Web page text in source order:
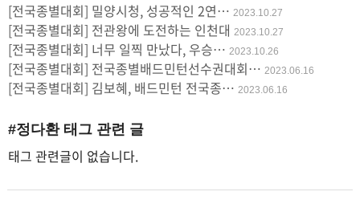
용
[전국종별대회] 밀양시청, 성공적인 2연… 2023.10.27
[전국종별대회] 전관왕에 도전하는 인천대 2023.10.27
[전국종별대회] 너무 일찍 만났다, 우승… 2023.10.26
[전국종별대회] 전국종별배드민턴선수권대회… 2023.06.16
[전국종별대회] 김보혜, 배드민턴 전국종… 2023.06.16
#정다환태그 관련 글
태그 관련글이 없습니다.